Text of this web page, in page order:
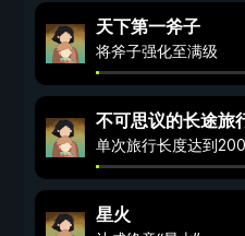
天下第一斧子
将斧子强化至满级
不可思议的长途旅
单次旅行长度达到
星火